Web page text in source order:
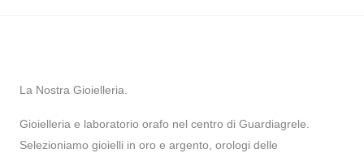
La Nostra Gioielleria.
Gioielleria e laboratorio orafo nel centro di Guardiagrele.
Selezioniamo gioielli in oro e argento, orologi delle